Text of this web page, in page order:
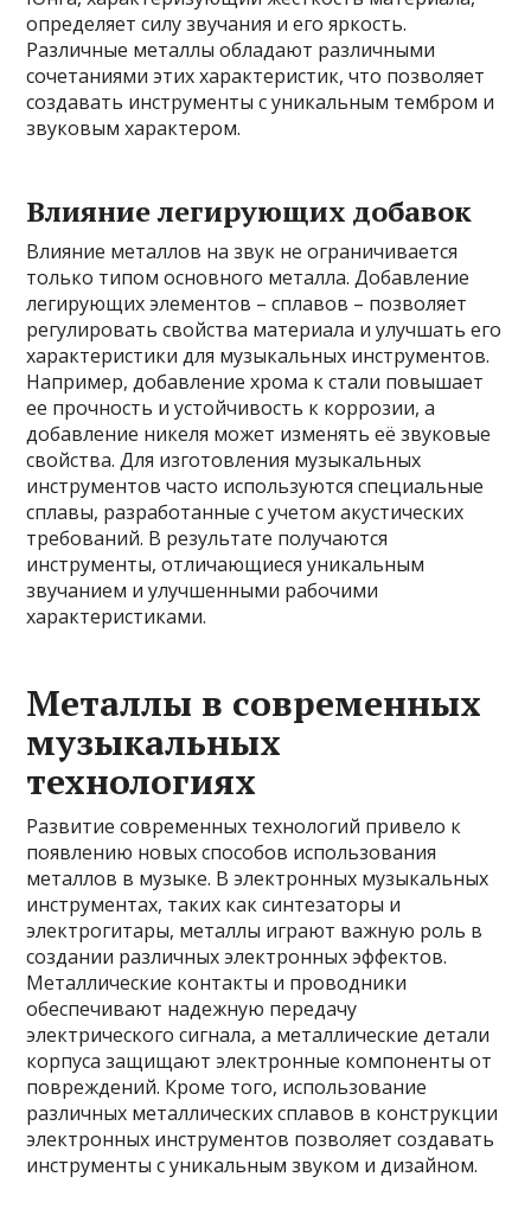
определяет силу звучания и его яркость.
Различные металлы обладают различными
сочетаниями этих характеристик, что позволяет
создавать инструменты с уникальным тембром и
звуковым характером.
Влияние легирующих добавок
Влияние металлов на звук не ограничивается
только типом основного металла. Добавление
легирующих элементов – сплавов – позволяет
регулировать свойства материала и улучшать его
характеристики для музыкальных инструментов.
Например, добавление хрома к стали повышает
ее прочность и устойчивость к коррозии, а
добавление никеля может изменять её звуковые
свойства. Для изготовления музыкальных
инструментов часто используются специальные
сплавы, разработанные с учетом акустических
требований. В результате получаются
инструменты, отличающиеся уникальным
звучанием и улучшенными рабочими
характеристиками.
Металлы в современных
музыкальных
технологиях
Развитие современных технологий привело к
появлению новых способов использования
металлов в музыке. В электронных музыкальных
инструментах, таких как синтезаторы и
электрогитары, металлы играют важную роль в
создании различных электронных эффектов.
Металлические контакты и проводники
обеспечивают надежную передачу
электрического сигнала, а металлические детали
корпуса защищают электронные компоненты от
повреждений. Кроме того, использование
различных металлических сплавов в конструкции
электронных инструментов позволяет создавать
инструменты с уникальным звуком и дизайном.